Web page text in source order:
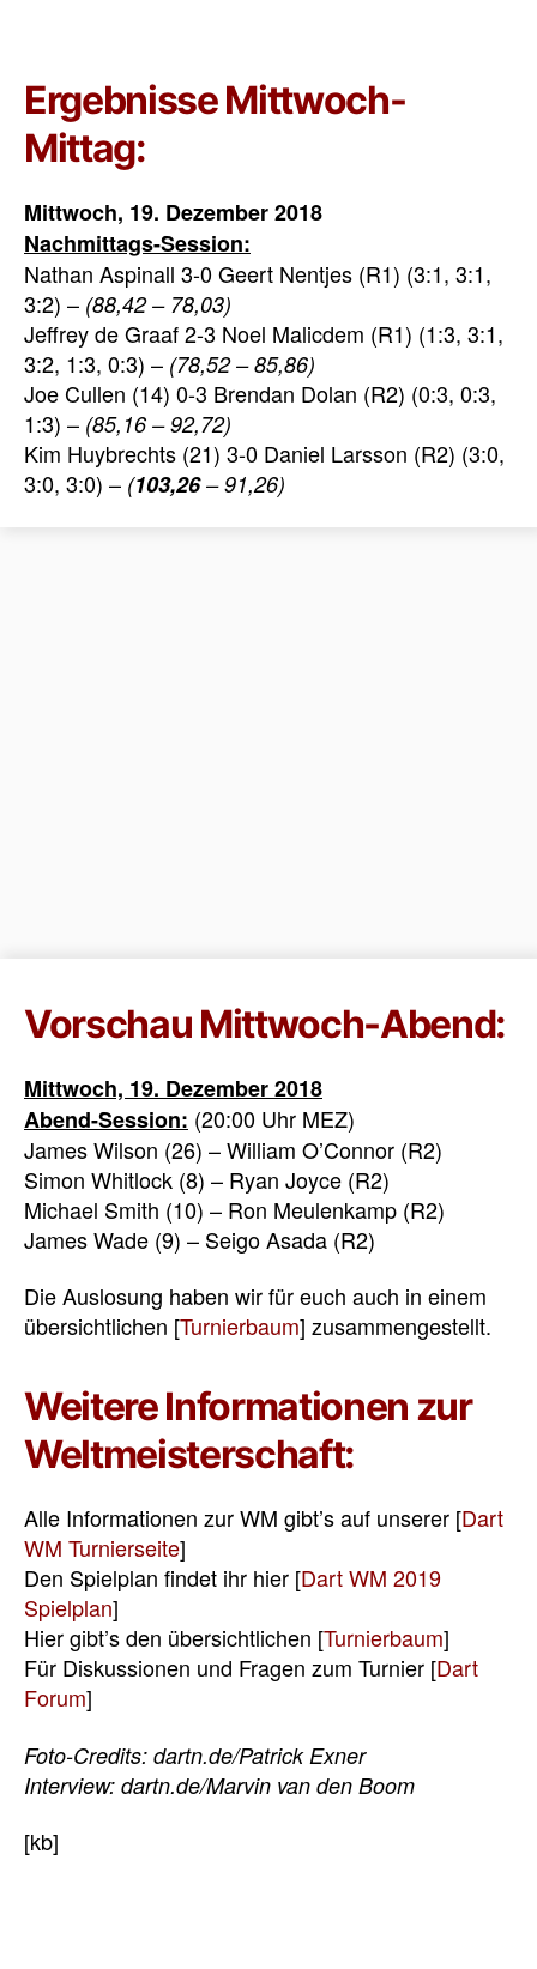
Ergebnisse Mittwoch-
Mittag:
Mittwoch, 19. Dezember 2018
Nachmittags-Session:
Nathan Aspinall 3-0 Geert Nentjes (R1) (3:1, 3:1,
3:2) – (88,42 – 78,03)
Jeffrey de Graaf 2-3 Noel Malicdem (R1) (1:3, 3:1,
3:2, 1:3, 0:3) – (78,52 – 85,86)
Joe Cullen (14) 0-3 Brendan Dolan (R2) (0:3, 0:3,
1:3) – (85,16 – 92,72)
Kim Huybrechts (21) 3-0 Daniel Larsson (R2) (3:0,
3:0, 3:0) – (103,26– 91,26)
Vorschau Mittwoch-Abend:
Mittwoch, 19. Dezember 2018
Abend-Session: (20:00 Uhr MEZ)
James Wilson (26) – William O’Connor (R2)
Simon Whitlock (8) – Ryan Joyce (R2)
Michael Smith (10) – Ron Meulenkamp (R2)
James Wade (9) – Seigo Asada (R2)
Die Auslosung haben wir für euch auch in einem
übersichtlichen [Turnierbaum] zusammengestellt.
Weitere Informationen zur
Weltmeisterschaft:
Alle Informationen zur WM gibt’s auf unserer [Dart
WM Turnierseite]
Den Spielplan findet ihr hier [Dart WM 2019
Spielplan]
Hier gibt’s den übersichtlichen [Turnierbaum]
Für Diskussionen und Fragen zum Turnier [Dart
Forum]
Foto-Credits: dartn.de/Patrick Exner
Interview: dartn.de/Marvin van den Boom
[kb]